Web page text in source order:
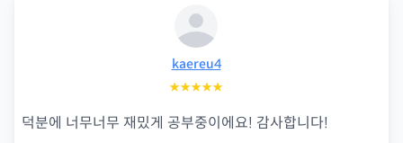
kaereu4
★★★★★
덕분에 너무너무 재밌게 공부중이에요! 감사합니다!